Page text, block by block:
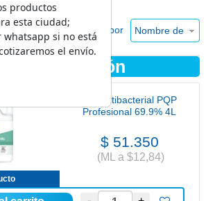
Ordenar por Nombre del
y desinfección
Gel Antibacterial PQP
Profesional 69.9% 4L
$ 51.350
(ML a $12,84)
productos
esta ciudad;
si no está
el envío.